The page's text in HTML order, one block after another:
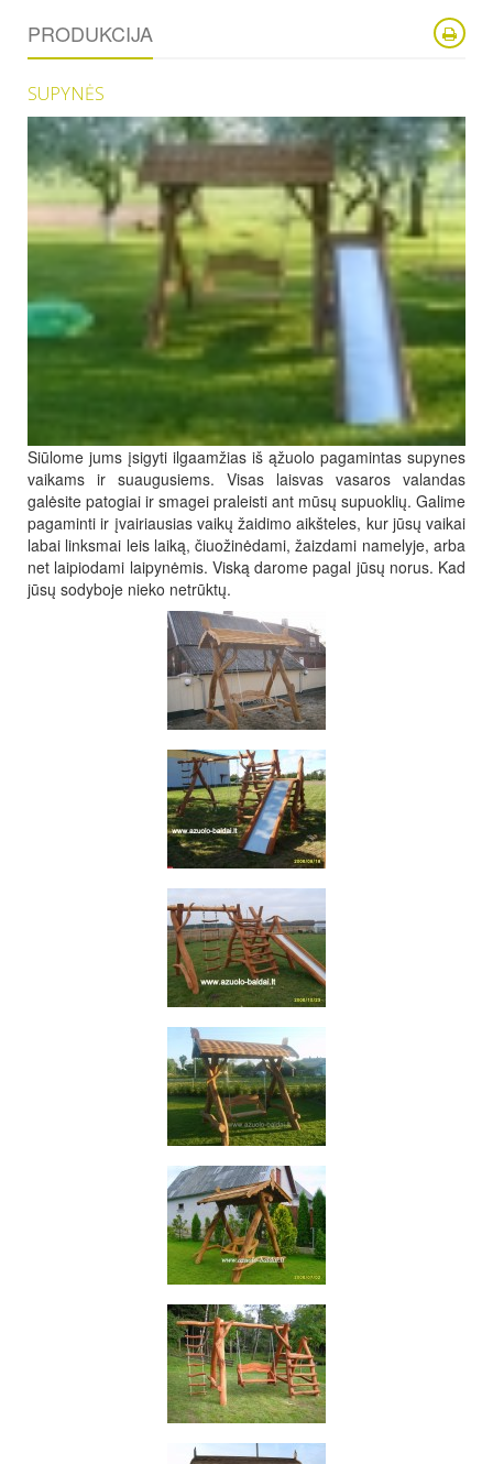
PRODUKCIJA
SUPYNĖS
Siūlome jums įsigyti ilgaamžias iš ąžuolo pagamintas supynes
vaikams ir suaugusiems. Visas laisvas vasaros valandas
galėsite patogiai ir smagei praleisti ant mūsų supuoklių. Galime
pagaminti ir įvairiausias vaikų žaidimo aikšteles, kur jūsų vaikai
labai linksmai leis laiką, čiuožinėdami, žaizdami namelyje, arba
net laipiodami laipynėmis. Viską darome pagal jūsų norus. Kad
jūsų sodyboje nieko netrūktų.